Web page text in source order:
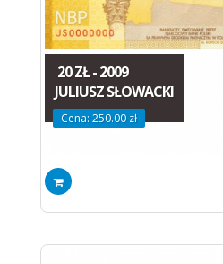
20 ZŁ - 2009
JULIUSZ SŁOWACKI
Cena: 250.00 zł